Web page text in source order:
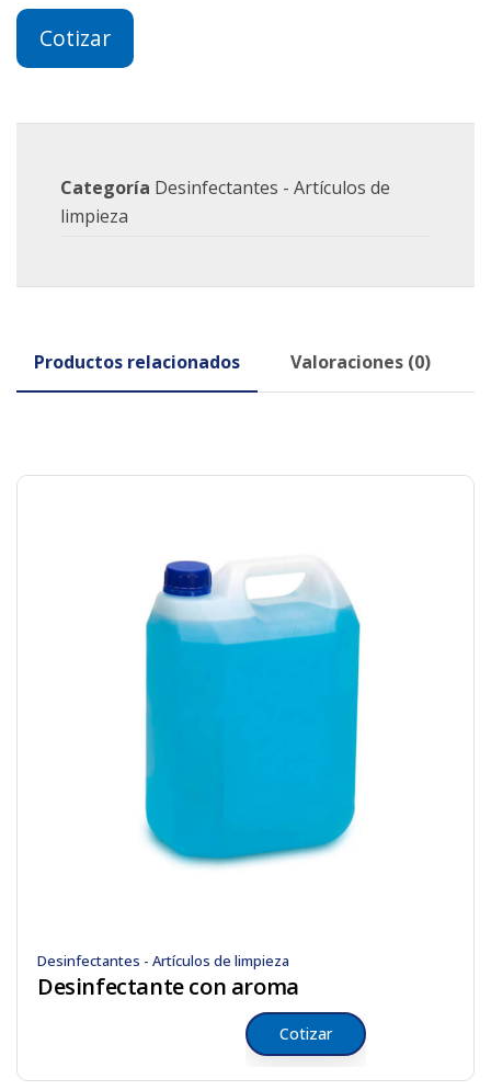
Cotizar
Categoría Desinfectantes - Artículos de
limpieza
Productos relacionados Valoraciones (0)
Desinfectantes - Artículos de limpieza
Desinfectante con aroma
Cotizar